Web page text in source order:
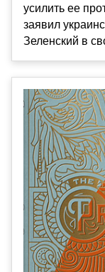
усилить ее
заявил
Зеленский в